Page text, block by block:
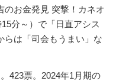
のお金発見 突撃！カネオ
分～）で「日直アシス
らは「司会もうまい」な
423票。2024年1月期の